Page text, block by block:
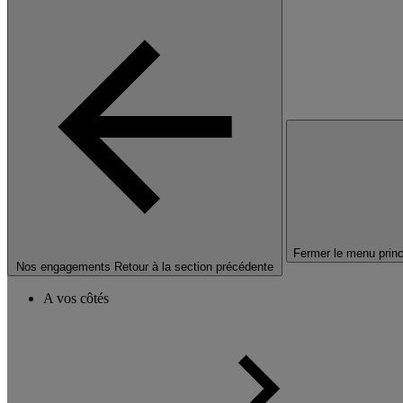
Nos engagements Retour à la section précédente
Fermer le menu
A vos côtés